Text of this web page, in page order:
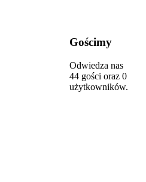
Gościmy
Odwiedza nas
44 gości oraz 0
użytkowników.